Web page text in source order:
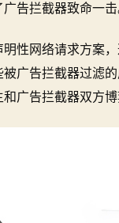
告拦截器致命一击
性网络请求方案
广告拦截器过滤
广告拦截器双方博